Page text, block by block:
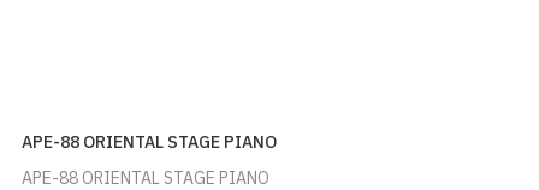
APE-88 ORIENTAL STAGE PIANO
APE-88 ORIENTAL STAGE PIANO